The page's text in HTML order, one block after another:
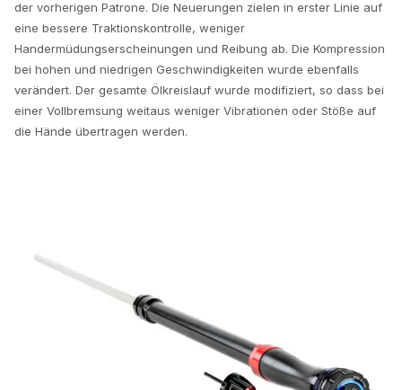
der vorherigen Patrone. Die Neuerungen zielen in erster Linie auf
eine bessere Traktionskontrolle, weniger
Handermüdungserscheinungen und Reibung ab. Die Kompression
bei hohen und niedrigen Geschwindigkeiten wurde ebenfalls
verändert. Der gesamte Ölkreislauf wurde modifiziert, so dass bei
einer Vollbremsung weitaus weniger Vibrationen oder Stöße auf
die Hände übertragen werden.